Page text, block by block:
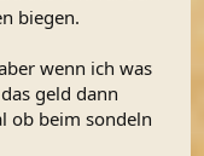
biegen.
wenn ich was
geld dann
ob beim sondeln